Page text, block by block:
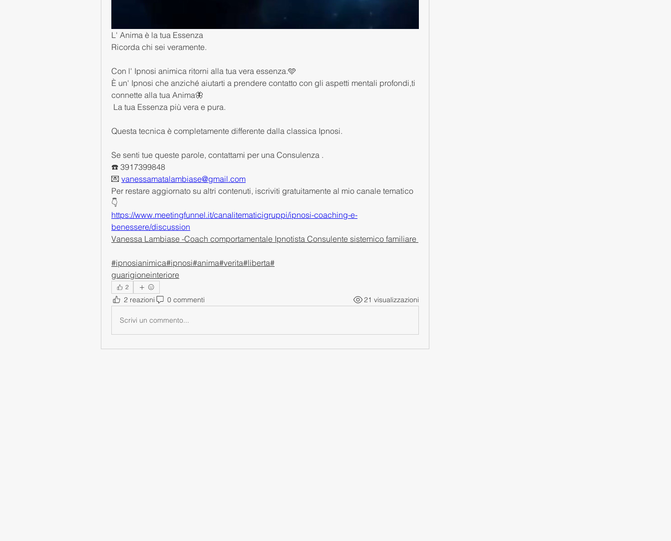
L' Anima è la tua Essenza
Ricorda chi sei veramente.
Con l' Ipnosi animica ritorni alla tua vera essenza.🩵
È un' Ipnosi che anziché aiutarti a prendere contatto con gli aspetti mentali profondi,ti
connette alla tua Anima🦋
La tua Essenza più vera e pura.
Questa tecnica è completamente differente dalla classica Ipnosi.
Se senti tue queste parole, contattami per una Consulenza .
☎️ 3917399848
💌 vanessamatalambiase@gmail.com
Per restare aggiornato su altri contenuti, iscriviti gratuitamente al mio canale tematico
👇
https://www.meetingfunnel.it/canalitematicigruppi/ipnosi-coaching-e-
benessere/discussion
Vanessa Lambiase -Coach comportamentale Ipnotista Consulente sistemico familiare
#ipnosianimica#ipnosi#anima#verita#liberta#
guarigioneinteriore
2
2 reazioni 0 commenti 21 visualizzazioni
Scrivi un commento...